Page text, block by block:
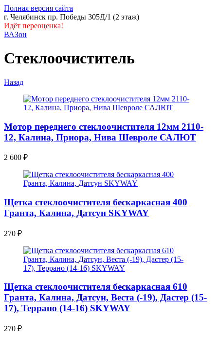
Полная версия сайта
г. Челябинск пр. Победы 305Д/1 (2 этаж)
Идёт переоценка!
ВАЗон
Стеклоочиститель
Назад
Мотор переднего стеклоочистителя 12мм 2110-
12, Калина, Приора, Нива Шевроле САЛЮТ
2 600 ₽
Щетка стеклоочистителя бескаркасная 400
Гранта, Калина, Датсун SKYWAY
270 ₽
Щетка стеклоочистителя бескаркасная 610
Гранта, Калина, Датсун, Веста (-19), Дастер (15-
17), Террано (14-16) SKYWAY
270 ₽